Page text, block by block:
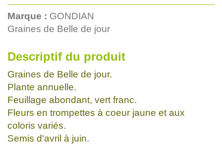
Marque : GONDIAN
Graines de Belle de jour
Descriptif du produit
Graines de Belle de jour.
Plante annuelle.
Feuillage abondant, vert franc.
Fleurs en trompettes à coeur jaune et aux
coloris variés.
Semis d'avril à juin.